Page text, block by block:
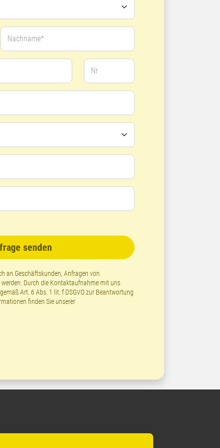
Nachname*
Nr
senden
an Geschäftskunden, Anfragen von
Durch die Kontaktaufnahme mit uns
Art. 6 Abs. 1 lit. f DSGVO zur Beantwortung
finden Sie unserer